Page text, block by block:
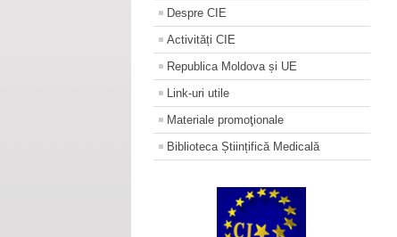
Despre CIE
Activități CIE
Republica Moldova și UE
Link-uri utile
Materiale promoţionale
Biblioteca Științifică Medicală